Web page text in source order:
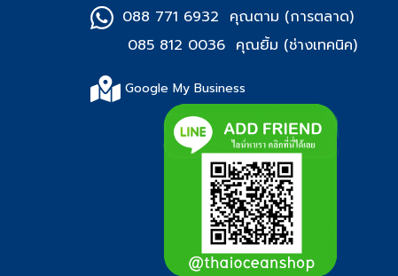
088 771 6932 คุณตาม (การตลาด)
085 812 0036 คุณยิ้ม (ช่างเทคนิค)
Google My Business